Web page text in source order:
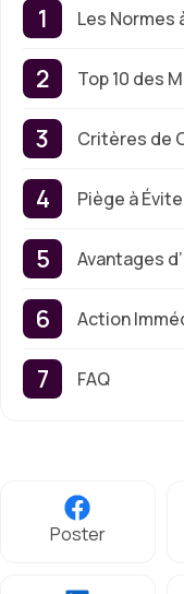
Les Normes
Top 10 des
Critères de
Piège à
Avantages
Action
FAQ
Poster